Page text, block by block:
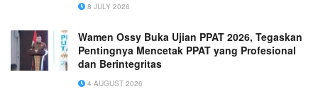
8 JULY 2026
Wamen Ossy Buka Ujian PPAT 2026, Tegaskan
Pentingnya Mencetak PPAT yang Profesional
dan Berintegritas
4 AUGUST 2026